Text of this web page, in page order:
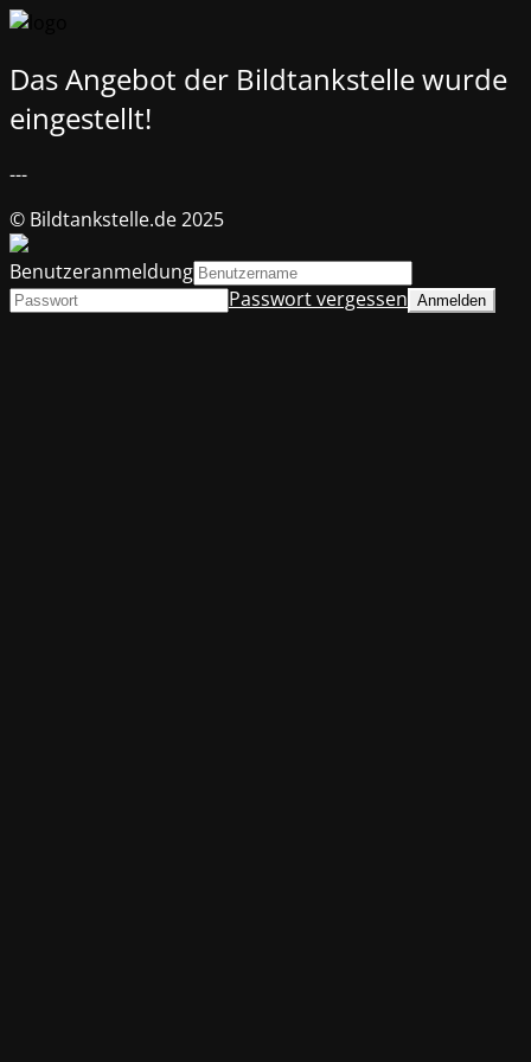
Das Angebot der Bildtankstelle wurde
eingestellt!
---
© Bildtankstelle.de 2025
Benutzeranmeldung
Passwort vergessen